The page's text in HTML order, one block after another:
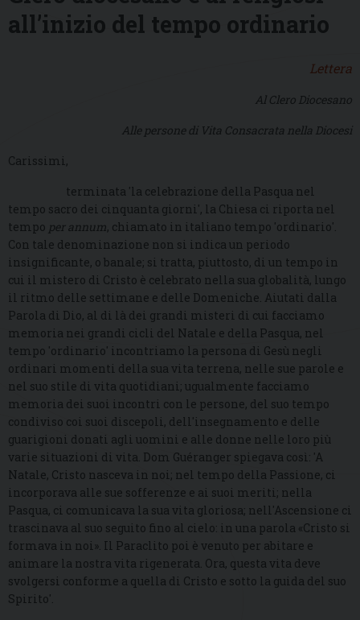
all’inizio del tempo ordinario
Lettera
Al Clero Diocesano
Alle persone di Vita Consacrata nella Diocesi
Carissimi,
terminata 'la celebrazione della Pasqua nel
tempo sacro dei cinquanta giorni', la Chiesa ci riporta nel
tempo per annum, chiamato in italiano tempo 'ordinario'.
Con tale denominazione non si indica un periodo
insignificante, o banale; si tratta, piuttosto, di un tempo in
cui il mistero di Cristo è celebrato nella sua globalità, lungo
il ritmo delle settimane e delle Domeniche. Aiutati dalla
Parola di Dio, al di là dei grandi misteri di cui facciamo
memoria nei grandi cicli del Natale e della Pasqua, nel
tempo 'ordinario' incontriamo la persona di Gesù negli
ordinari momenti della sua vita terrena, nelle sue parole e
nel suo stile di vita quotidiani; ugualmente facciamo
memoria dei suoi incontri con le persone, del suo tempo
condiviso coi suoi discepoli, dell'insegnamento e delle
guarigioni donati agli uomini e alle donne nelle loro più
varie situazioni di vita. Dom Guéranger spiegava così: 'A
Natale, Cristo nasceva in noi; nel tempo della Passione, ci
incorporava alle sue sofferenze e ai suoi meriti; nella
Pasqua, ci comunicava la sua vita gloriosa; nell'Ascensione ci
trascinava al suo seguito fino al cielo: in una parola «Cristo si
formava in noi». Il Paraclito poi è venuto per abitare e
animare la nostra vita rigenerata. Ora, questa vita deve
svolgersi conforme a quella di Cristo e sotto la guida del suo
Spirito'.